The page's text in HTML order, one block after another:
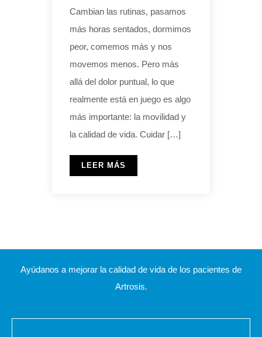
Cambian las rutinas, pasamos
más horas sentados, dormimos
peor, comemos más y nos
movemos menos. Pero más
allá del dolor puntual, lo que
realmente está en juego es algo
más importante: la movilidad y
la calidad de vida. Cuidar […]
LEER MÁS
Ayúdanos a mejorar la calidad de vida de los pacientes de
Artrosis.